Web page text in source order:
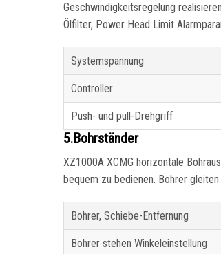
Geschwindigkeitsregelung
Ölfilter, Power Head Limit
Systemspannung
Controller
Push- und pull-Drehgriff
5.Bohrständer
XZ1000A XCMG horizontale
bequem zu bedienen. Bohrer
Bohrer, Schiebe-Entfernung
Bohrer stehen Winkeleinstellung